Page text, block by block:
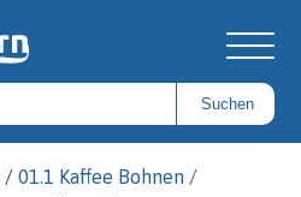
Suchen
/01.1 Kaffee Bohnen /